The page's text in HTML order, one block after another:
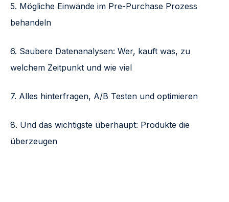
5. Mögliche Einwände im Pre-Purchase Prozess
behandeln
6. Saubere Datenanalysen: Wer, kauft was, zu
welchem Zeitpunkt und wie viel
7. Alles hinterfragen, A/B Testen und optimieren
8. Und das wichtigste überhaupt: Produkte die
überzeugen